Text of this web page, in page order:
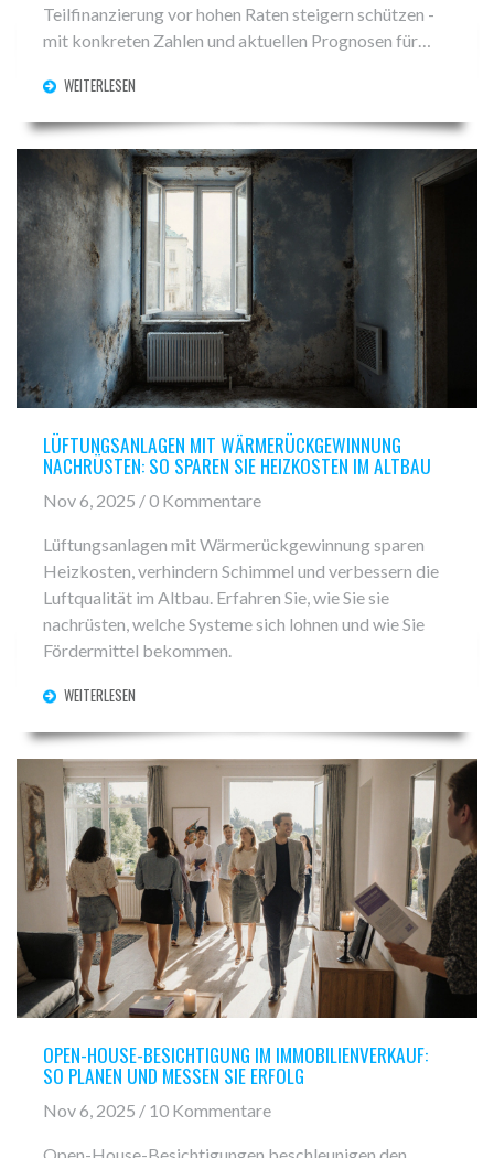
Teilfinanzierung vor hohen Raten steigern schützen -
mit konkreten Zahlen und aktuellen Prognosen für
WEITERLESEN
LÜFTUNGSANLAGEN MIT WÄRMERÜCKGEWINNUNG
NACHRÜSTEN: SO SPAREN SIE HEIZKOSTEN IM ALTBAU
Nov 6, 2025 / 0 Kommentare
Lüftungsanlagen mit Wärmerückgewinnung sparen
Heizkosten, verhindern Schimmel und verbessern die
Luftqualität im Altbau. Erfahren Sie, wie Sie sie
nachrüsten, welche Systeme sich lohnen und wie Sie
Fördermittel bekommen.
WEITERLESEN
OPEN-HOUSE-BESICHTIGUNG IM IMMOBILIENVERKAUF:
SO PLANEN UND MESSEN SIE ERFOLG
Nov 6, 2025 / 10 Kommentare